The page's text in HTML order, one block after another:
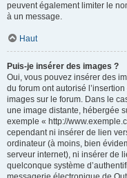
peuvent également limiter le
à un message.
Haut
Puis-je insérer des images ?
Oui, vous pouvez insérer des
du forum ont autorisé
images sur le forum. Dans le
une image distante, hébergée
exemple « http://
cependant ni insérer de lien
ordinateur (à moins, bien
serveur internet), ni insérer de
quelconque système